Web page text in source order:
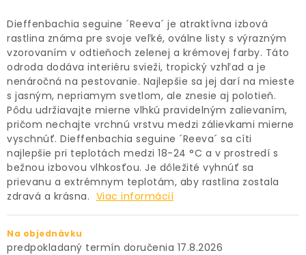
KVETINÁČE A OBALY NA RASTLINY
ZNAČKY
Obchodné podmienky
Podmienky ochrany osobných údajov
O nás
Spôsoby platby
Informácie o doprave
Kontakt / Právne údaje
Dieffenbachia seguine ´Reeva´ je atraktívna izbová
rastlina známa pre svoje veľké, oválne listy s výrazným
vzorovaním v odtieňoch zelenej a krémovej farby. Táto
odroda dodáva interiéru svieži, tropický vzhľad a je
nenáročná na pestovanie. Najlepšie sa jej darí na mieste
s jasným, nepriamym svetlom, ale znesie aj polotieň.
Pôdu udržiavajte mierne vlhkú pravidelným zalievaním,
pričom nechajte vrchnú vrstvu medzi zálievkami mierne
vyschnúť. Dieffenbachia seguine ´Reeva´ sa cíti
najlepšie pri teplotách medzi 18-24 °C a v prostredí s
bežnou izbovou vlhkosťou. Je dôležité vyhnúť sa
prievanu a extrémnym teplotám, aby rastlina zostala
zdravá a krásna. Viac informácií
Na objednávku
17.8.2026